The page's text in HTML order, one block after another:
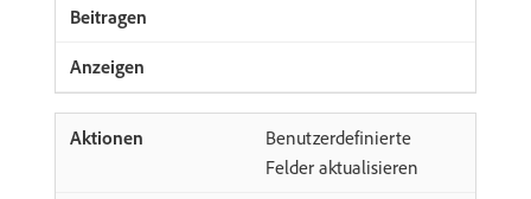
Benutzerdefinierte
Felder aktualisieren